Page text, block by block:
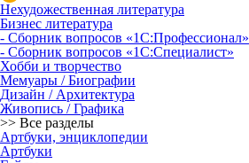
Нехудожественная литература
Бизнес литература
- Сборник вопросов «1С:Профессионал»
- Сборник вопросов «1С:Специалист»
Хобби и творчество
Мемуары / Биографии
Дизайн / Архитектура
Живопись / Графика
>> Все разделы
Артбуки, энциклопедии
Артбуки